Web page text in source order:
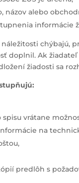
názov alebo
informácie
chýbajú,
doplnil. Ak
žiadosti sa
vrátane
na
predlôh s